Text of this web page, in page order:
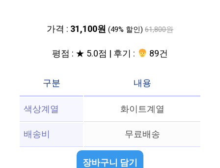
가격 : 31,100원 (49% 할인) 61,800원
평점 : ★ 5.0점 | 후기 : 89건
구분
내용
색상계열
화이트계열
배송비
무료배송
장바구니 담기